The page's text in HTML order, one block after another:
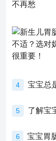
4 宝宝总
5 了解宝
6